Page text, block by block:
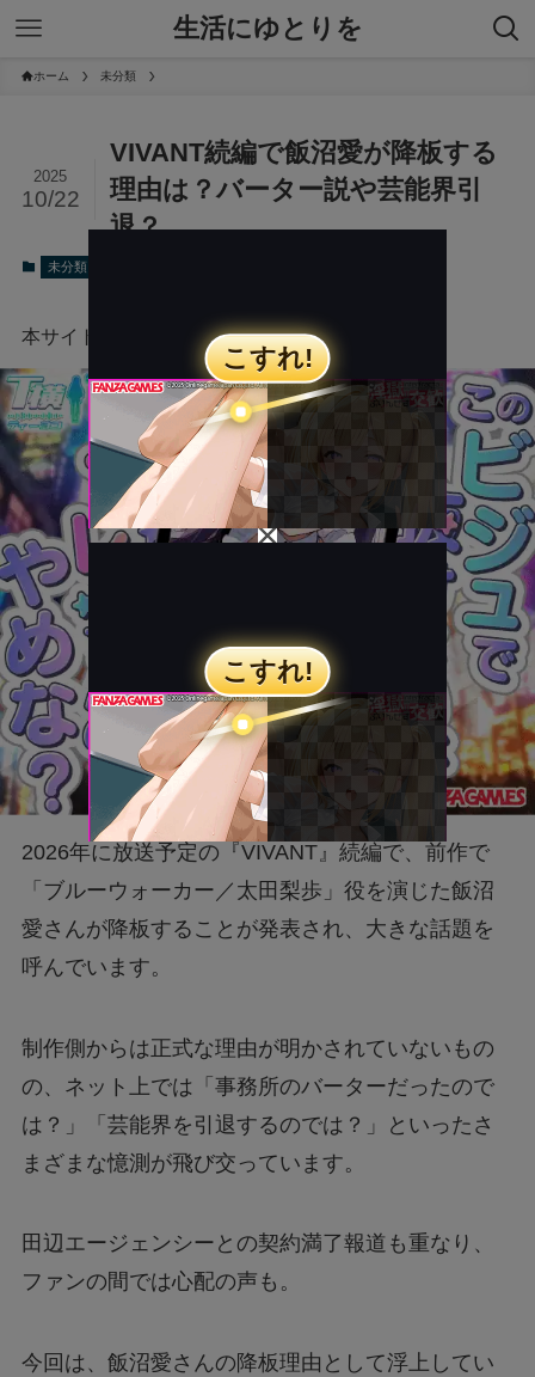
生活にゆとりを
ホーム 未分類
VIVANT続編で飯沼愛が降板する
理由は？バーター説や芸能界引
退？
2025
10/22
未分類
本サイトにはプロモーションが含まれています。
2026年に放送予定の『VIVANT』続編で、前作で
「ブルーウォーカー／太田梨歩」役を演じた飯沼
愛さんが降板することが発表され、大きな話題を
呼んでいます。
制作側からは正式な理由が明かされていないもの
の、ネット上では「事務所のバーターだったので
は？」「芸能界を引退するのでは？」といったさ
まざまな憶測が飛び交っています。
田辺エージェンシーとの契約満了報道も重なり、
ファンの間では心配の声も。
今回は、飯沼愛さんの降板理由として浮上してい